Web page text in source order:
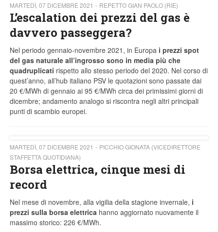
MARTEDÌ, 07 DICEMBRE 2021 REPETTO GIAN PAOLO (RIE)
L’escalation dei prezzi del gas è
davvero passeggera?
Nel periodo gennaio-novembre 2021, in Europa i prezzi spot
del gas naturale all’ingrosso sono in media più che
quadruplicati rispetto allo stesso periodo del 2020. Nel corso di
quest’anno, all’hub italiano PSV le quotazioni sono passate dai
20 €/MWh di gennaio ai 95 €/MWh circa dei primissimi giorni di
dicembre; andamento analogo si riscontra negli altri principali
punti di scambio europei.
MARTEDÌ, 07 DICEMBRE 2021
PICCHIO GIONATA (VICEDIRETTORE
STAFFETTA QUOTIDIANA)
Borsa elettrica, cinque mesi di
record
Nel mese di novembre, alla vigilia della stagione invernale, i
prezzi sulla borsa elettrica hanno aggiornato nuovamente il
massimo storico: 226 €/MWh.